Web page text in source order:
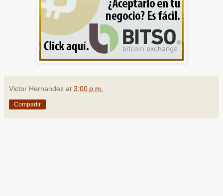
Victor Hernandez at 3:00 p.m.
Compartir